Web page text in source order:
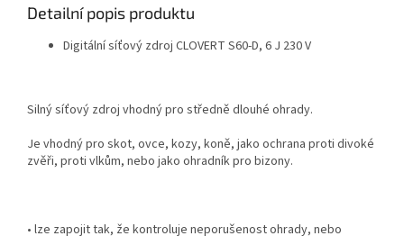
Detailní popis produktu
Digitální síťový zdroj CLOVERT S60-D, 6 J 230 V
Silný síťový zdroj vhodný pro středně dlouhé ohrady.
Je vhodný pro skot, ovce, kozy, koně, jako ochrana proti divoké
zvěři, proti vlkům, nebo jako ohradník pro bizony.
• lze zapojit tak, že kontroluje neporušenost ohrady, nebo